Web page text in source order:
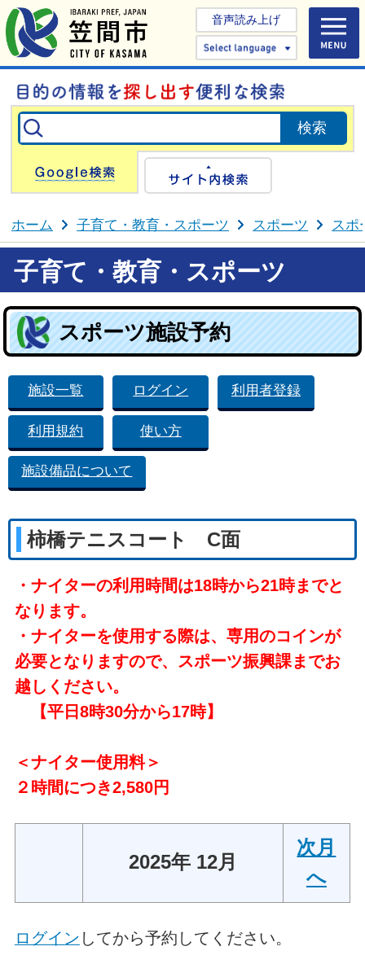
音声読み上げ
Select
Google検索
ホーム 子育て・教育・スポーツ スポーツ スポ
子育て・教育・スポーツ
スポーツ施設予約
施設一覧 ログイン 利用者登録
利用規約 使い方
施設備品について
柿橋テニスコート C面
・ナイターの利用時間は18時から21時までと
なります。
・ナイターを使用する際は、専用のコインが
必要となりますので、スポーツ振興課までお
越しください。
【平日8時30分から17時】
＜ナイター使用料＞
２時間につき2,580円
2025年 12月
次月
へ
ログイン してから予約してください。